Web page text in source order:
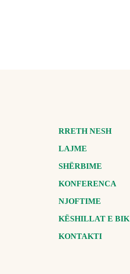
RRETH NESH
LAJME
SHËRBIME
KONFERENCA
NJOFTIME
KËSHILLAT E BIK
KONTAKTI